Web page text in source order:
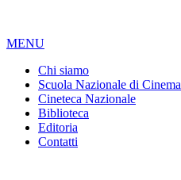
MENU
Chi siamo
Scuola Nazionale di Cinema
Cineteca Nazionale
Biblioteca
Editoria
Contatti